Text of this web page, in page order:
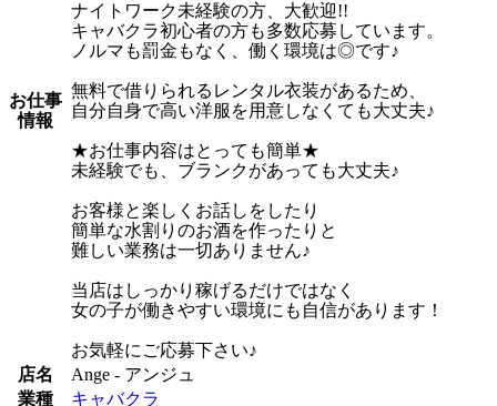
お仕事
情報
ナイトワーク未経験の方、大歓迎!!
キャバクラ初心者の方も多数応募しています。
ノルマも罰金もなく、働く環境は◎です♪
無料で借りられるレンタル衣装があるため、
自分自身で高い洋服を用意しなくても大丈夫♪
★お仕事内容はとっても簡単★
未経験でも、ブランクがあっても大丈夫♪
お客様と楽しくお話しをしたり
簡単な水割りのお酒を作ったりと
難しい業務は一切ありません♪
当店はしっかり稼げるだけではなく
女の子が働きやすい環境にも自信があります！
お気軽にご応募下さい♪
店名
Ange - アンジュ
業種
キャバクラ